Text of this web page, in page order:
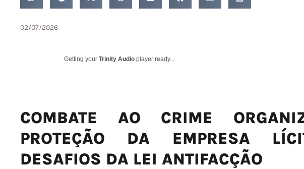
02/07/2026
Getting your Trinity Audio player ready...
COMBATE AO CRIME
PROTEÇÃO DA EMPRESA
DESAFIOS DA LEI ANTIFACÇÃO